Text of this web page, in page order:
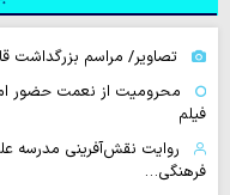
تصاویر/ مراسم بزرگداشت
محرومیت از نعمت حضور
فیلم
روایت نقش‌آفرینی مدرسه
فرهنگی…